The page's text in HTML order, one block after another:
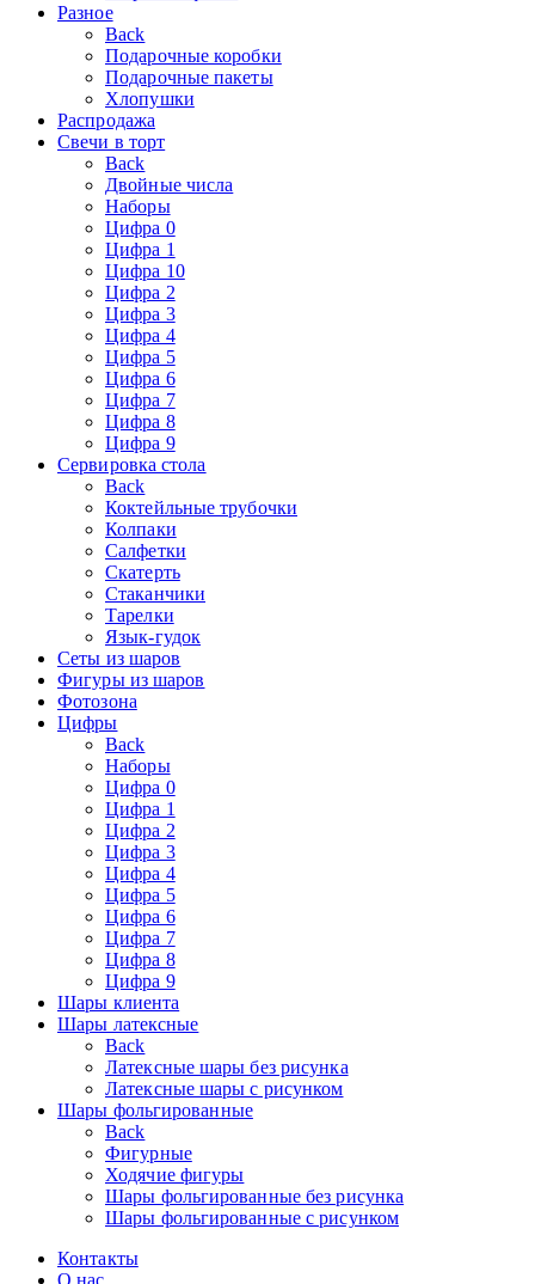
Разное
Back
Подарочные коробки
Подарочные пакеты
Хлопушки
Распродажа
Свечи в торт
Back
Двойные числа
Наборы
Цифра 0
Цифра 1
Цифра 10
Цифра 2
Цифра 3
Цифра 4
Цифра 5
Цифра 6
Цифра 7
Цифра 8
Цифра 9
Сервировка стола
Back
Коктейльные трубочки
Колпаки
Салфетки
Скатерть
Стаканчики
Тарелки
Язык-гудок
Сеты из шаров
Фигуры из шаров
Фотозона
Цифры
Back
Наборы
Цифра 0
Цифра 1
Цифра 2
Цифра 3
Цифра 4
Цифра 5
Цифра 6
Цифра 7
Цифра 8
Цифра 9
Шары клиента
Шары латексные
Back
Латексные шары без рисунка
Латексные шары с рисунком
Шары фольгированные
Back
Фигурные
Ходячие фигуры
Шары фольгированные без рисунка
Шары фольгированные с рисунком
Контакты
О нас